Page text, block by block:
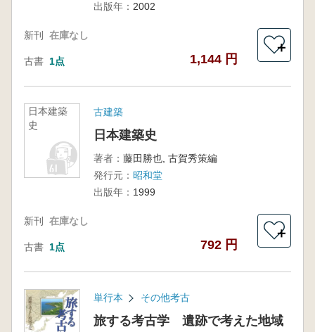
出版年： 2002
新刊 在庫なし
古書 1点 1,144 円
＋
日本建築
史
古建築
日本建築史
著者： 藤田勝也, 古賀秀策編
発行元： 昭和堂
出版年： 1999
新刊 在庫なし
古書 1点 792 円
＋
単行本 その他考古
旅する考古学 遺跡で考えた地域